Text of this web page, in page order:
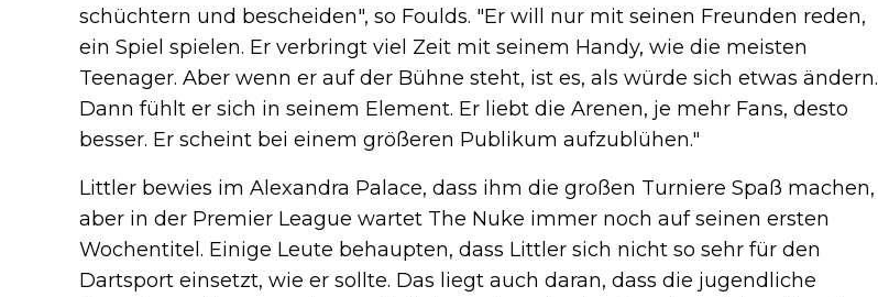
schüchtern und bescheiden", so Foulds. "Er will nur mit seinen Freunden reden,
ein Spiel spielen. Er verbringt viel Zeit mit seinem Handy, wie die meisten
Teenager. Aber wenn er auf der Bühne steht, ist es, als würde sich etwas ändern.
Dann fühlt er sich in seinem Element. Er liebt die Arenen, je mehr Fans, desto
besser. Er scheint bei einem größeren Publikum aufzublühen."
Littler bewies im Alexandra Palace, dass ihm die großen Turniere Spaß machen,
aber in der Premier League wartet The Nuke immer noch auf seinen ersten
Wochentitel. Einige Leute behaupten, dass Littler sich nicht so sehr für den
Dartsport einsetzt, wie er sollte. Das liegt auch daran, dass die jugendliche